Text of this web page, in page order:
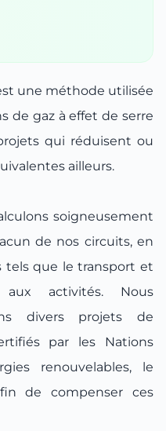
une méthode utilisée
de gaz à effet de serre
qui réduisent ou
ailleurs.
soigneusement
de nos circuits, en
que le transport et
activités. Nous
divers projets de
par les Nations
renouvelables, le
de compenser ces